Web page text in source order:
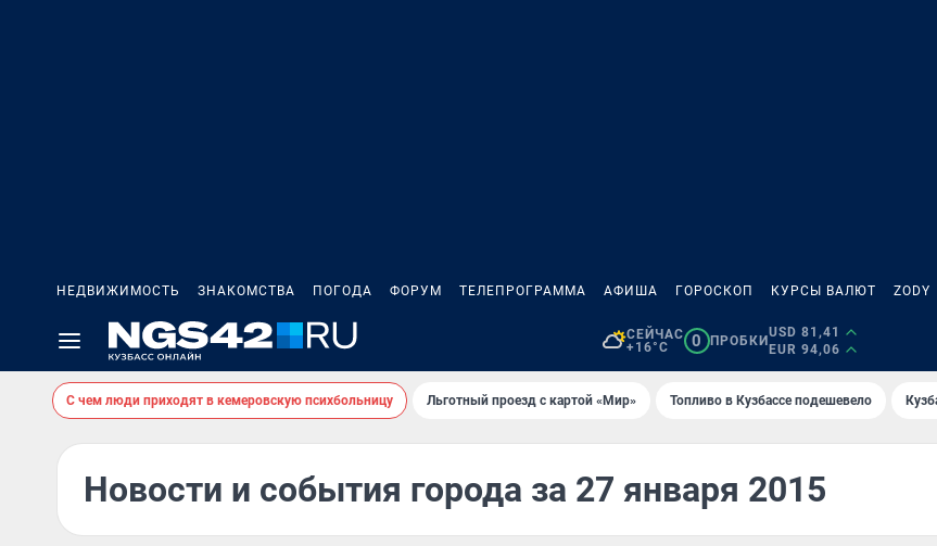
НЕДВИЖИМОСТЬ ЗНАКОМСТВА ПОГОДА ФОРУМ ТЕЛЕПРОГРАММА АФИША ГОРОСКОП КУРСЫ ВАЛЮТ ZODY
СЕЙЧАС
+16°C
0 ПРОБКИ
USD 81,41
EUR 94,06
С чем люди приходят в кемеровскую психбольницу Льготный проезд с картой «Мир» Топливо в Кузбассе подешевело
Новости и события города за 27 января 2015